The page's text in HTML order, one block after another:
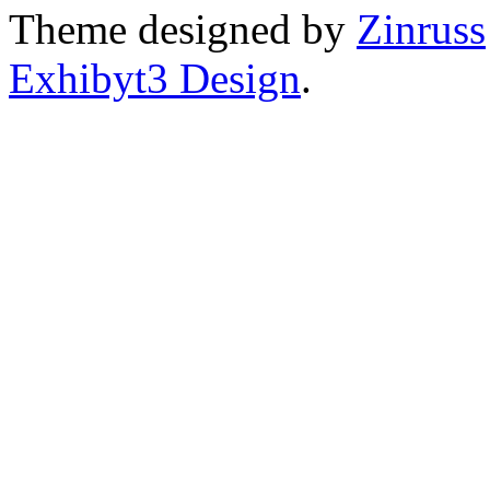
Theme designed by Zinruss
Exhibyt3 Design.